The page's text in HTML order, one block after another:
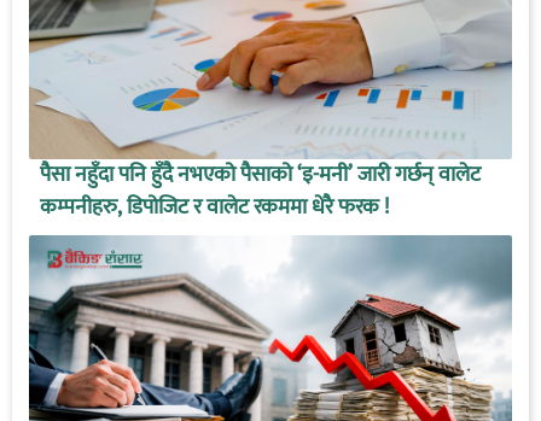
पैसा नहुँदा पनि हुँदै नभएको पैसाको ‘इ-मनी’ जारी गर्छन् वालेट
कम्पनीहरु, डिपोजिट र वालेट रकममा धेरै फरक !